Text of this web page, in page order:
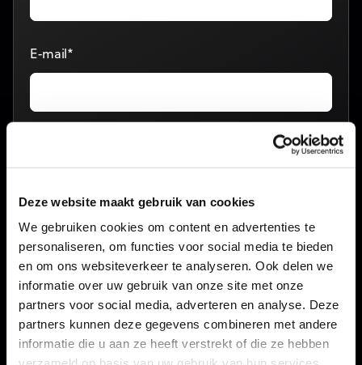
Deze website maakt gebruik van cookies
We gebruiken cookies om content en advertenties te
personaliseren, om functies voor social media te bieden
en om ons websiteverkeer te analyseren. Ook delen we
informatie over uw gebruik van onze site met onze
partners voor social media, adverteren en analyse. Deze
partners kunnen deze gegevens combineren met andere
informatie die u aan ze heeft verstrekt of die ze hebben
E-mail*
Bericht*
Ik heb het privacybeleidgelezen en ga hiermee
akkoord